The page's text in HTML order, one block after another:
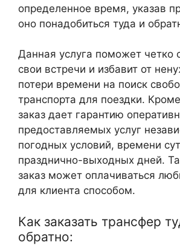
определенное время, указав
оно понадобиться туда и
Данная услуга поможет четко
свои встречи и избавит от
потери времени на поиск
транспорта для поездки.
заказ дает гарантию
предоставляемых услуг
погодных условий, времени
празднично-выходных дней.
заказ может оплачиваться
для клиента способом.
Как заказать трансфер
обратно: